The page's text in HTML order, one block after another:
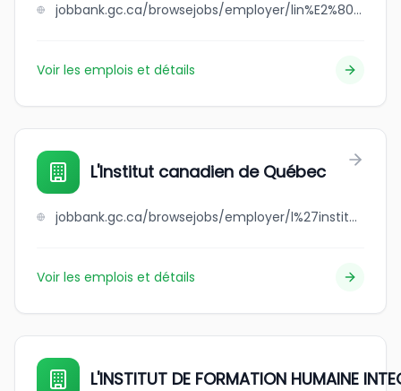
jobbank.gc.ca/browsejobs/employer/lin%E2%80%99s+take+out+restaurant+limited/ca
Voir les emplois et détails
L'Institut canadien de Québec
jobbank.gc.ca/browsejobs/employer/l%27institut+canadien+de+qu%C3%A9bec/ca
Voir les emplois et détails
L'INSTITUT DE FORMATION HUMAINE